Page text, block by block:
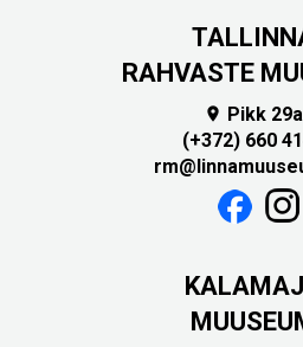
RAHVASTE
 Pikk 29a
(+372) 660